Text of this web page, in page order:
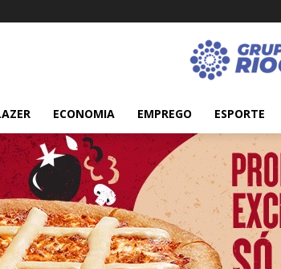
ECONOMIA EMPREGO ESPORTE